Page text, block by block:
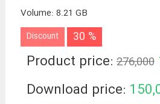
Volume: 8.21 GB
Discount 30 %
Product price: 276,000
Toman
Download price: